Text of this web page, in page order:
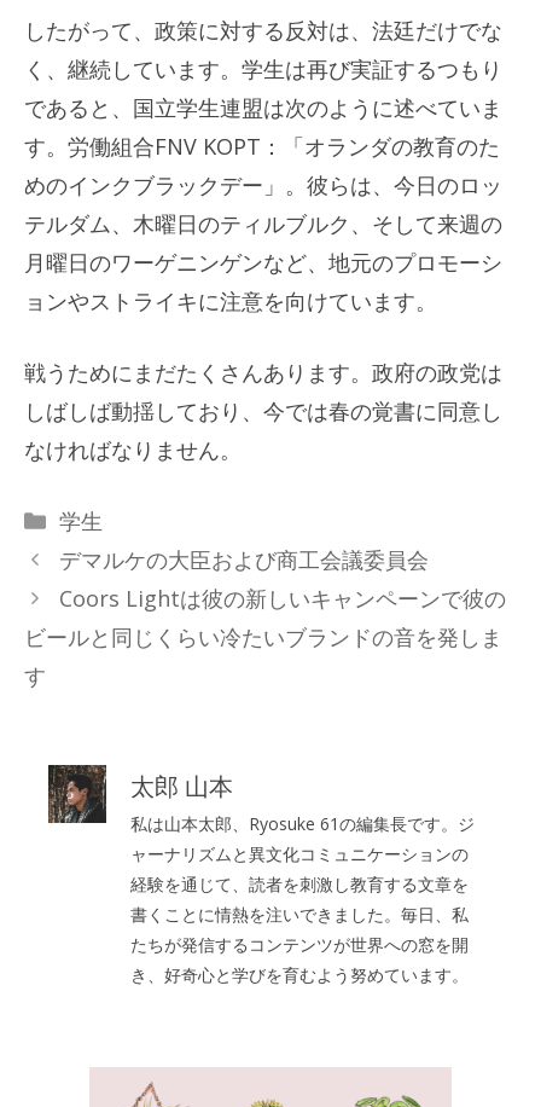
したがって、政策に対する反対は、法廷だけでな
く、継続しています。学生は再び実証するつもり
であると、国立学生連盟は次のように述べていま
す。労働組合FNV KOPT：「オランダの教育のた
めのインクブラックデー」。彼らは、今日のロッ
テルダム、木曜日のティルブルク、そして来週の
月曜日のワーゲニンゲンなど、地元のプロモーシ
ョンやストライキに注意を向けています。
戦うためにまだたくさんあります。政府の政党は
しばしば動揺しており、今では春の覚書に同意し
なければなりません。
カ
テ
リ
ー
学生
デマルケの大臣および商工会議委員会
Coors Lightは彼の新しいキャンペーンで彼の
ビールと同じくらい冷たいブランドの音を発しま
す
太郎 山本
私は山本太郎、Ryosuke 61の編集長です。ジ
ャーナリズムと異文化コミュニケーションの
経験を通じて、読者を刺激し教育する文章を
書くことに情熱を注いできました。毎日、私
たちが発信するコンテンツが世界への窓を開
き、好奇心と学びを育むよう努めています。